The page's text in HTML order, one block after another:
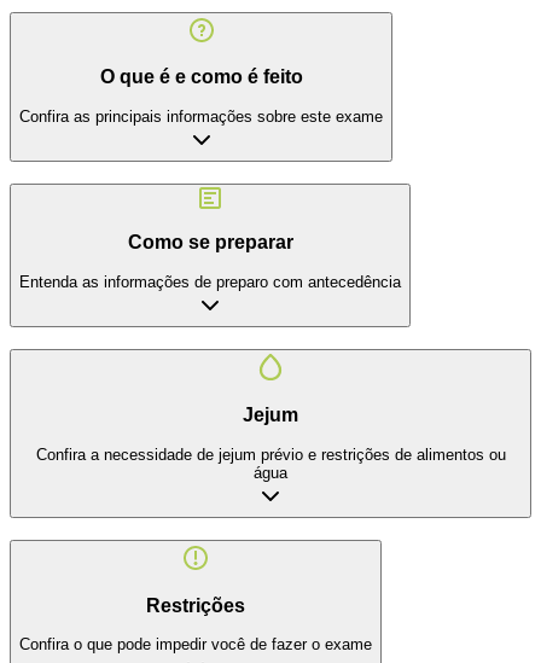
O que é e como é feito
Confira as principais informações sobre este exame
Como se preparar
Entenda as informações de preparo com antecedência
Jejum
Confira a necessidade de jejum prévio e restrições de alimentos ou
água
Restrições
Confira o que pode impedir você de fazer o exame